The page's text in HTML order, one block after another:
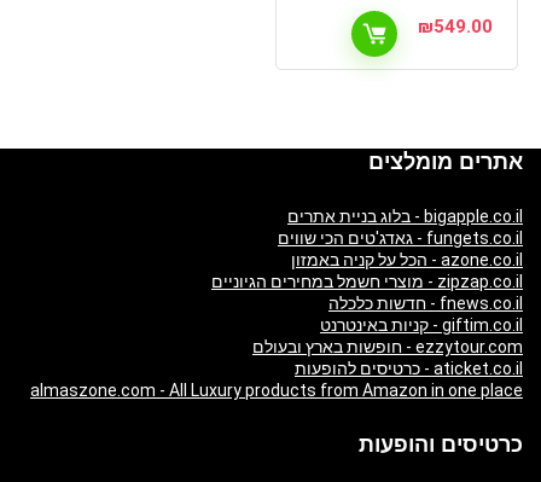
₪549.00
אתרים מומלצים
bigapple.co.il - בלוג בניית אתרים
fungets.co.il - גאדג'טים הכי שווים
azone.co.il - הכל על קניה באמזון
zipzap.co.il - מוצרי חשמל במחירים הגיוניים
fnews.co.il - חדשות כלכלה
giftim.co.il - קניות באינטרנט
ezzytour.com - חופשות בארץ ובעולם
aticket.co.il - כרטיסים להופעות
almaszone.com - All Luxury products from Amazon in one place
כרטיסים והופעות